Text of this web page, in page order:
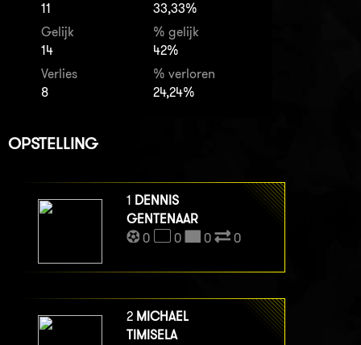
11
33,33%
Gelijk
14
% gelijk
42%
Verlies
8
% verloren
24,24%
OPSTELLING
1 DENNIS
GENTENAAR
0
0 0 0
2 MICHAEL
TIMISELA